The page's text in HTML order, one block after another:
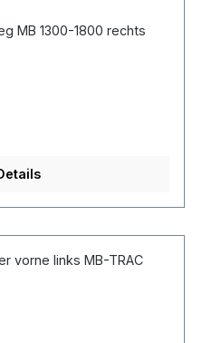
MB 1300-1800 rechts